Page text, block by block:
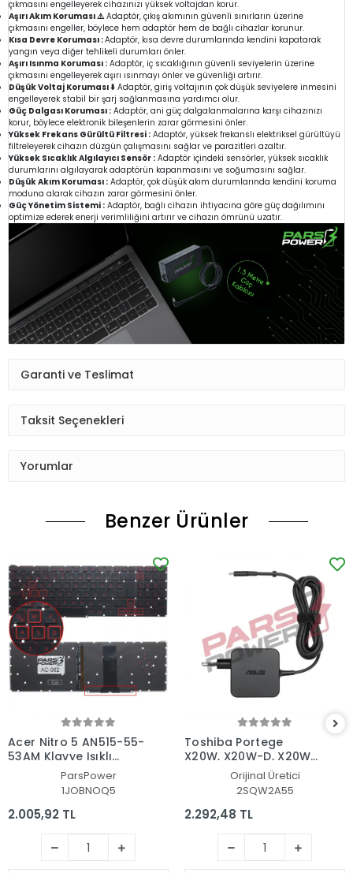
çıkmasını engelleyerek cihazınızı yüksek voltajdan korur.
Aşırı Akım Koruması ⚠️Adaptör, çıkış akımının güvenli sınırların üzerine
çıkmasını engeller, böylece hem adaptör hem de bağlı cihazlar korunur.
Kısa Devre Koruması :Adaptör, kısa devre durumlarında kendini kapatarak
yangın veya diğer tehlikeli durumları önler.
Aşırı Isınma Koruması : Adaptör, iç sıcaklığının güvenli seviyelerin üzerine
çıkmasını engelleyerek aşırı ısınmayı önler ve güvenliği artırır.
Düşük Voltaj Koruması ⬇️ Adaptör, giriş voltajının çok düşük seviyelere inmesini
engelleyerek stabil bir şarj sağlanmasına yardımcı olur.
Güç Dalgası Koruması : Adaptör, ani güç dalgalanmalarına karşı cihazınızı
korur, böylece elektronik bileşenlerin zarar görmesini önler.
Yüksek Frekans Gürültü Filtresi : Adaptör, yüksek frekanslı elektriksel gürültüyü
filtreleyerek cihazın düzgün çalışmasını sağlar ve parazitleri azaltır.
Yüksek Sıcaklık Algılayıcı Sensör : Adaptör içindeki sensörler, yüksek sıcaklık
durumlarını algılayarak adaptörün kapanmasını ve soğumasını sağlar.
Düşük Akım Koruması : Adaptör, çok düşük akım durumlarında kendini koruma
moduna alarak cihazın zarar görmesini önler.
Güç Yönetim Sistemi : Adaptör, bağlı cihazın ihtiyacına göre güç dağılımını
optimize ederek enerji verimliliğini artırır ve cihazın ömrünü uzatır.
Garanti ve Teslimat
Taksit Seçenekleri
Yorumlar
Benzer Ürünler
Acer Nitro 5 AN515-55-
53AM Klavye Işıklı
(Siyah TR)ParsPower
1JOBNOQ5
2.005,92 TL
Toshiba Portege
X20W, X20W-D, X20W-
E Adaptör Şarj Aleti-
Orijinal Üretici
2SQW2A55
2.292,48 TL